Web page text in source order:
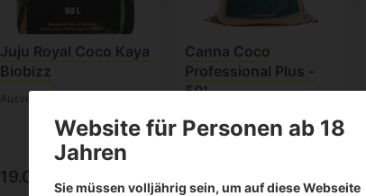
Juju Royal Coco Kaya
Biobizz
Ausverkauft
19.00€
Canna Coco
Professional Plus -
50L
Website für Personen ab 18
Jahren
Sie müssen volljährig sein, um auf diese Webseite